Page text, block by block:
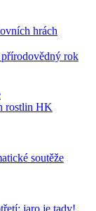
hrách
rok
rostlin HK
soutěže